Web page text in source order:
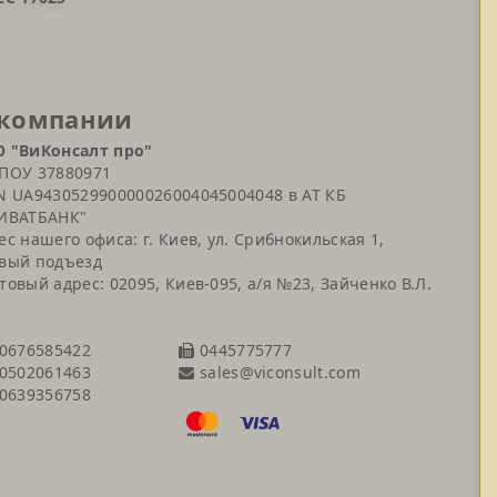
"ВиКонсалт про"
37880971
UA943052990000026004045004048 в АТ КБ
нашего офиса: г. Киев, ул. Срибнокильская 1,
подъезд
адрес: 02095, Киев-095, а/я №23, Зайченко В.Л.
0502061463
0445775777
sales@viconsult.com